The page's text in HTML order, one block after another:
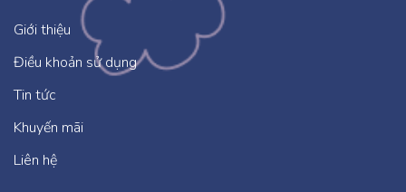
Giới thiệu
Điều khoản sử dụng
Tin tức
Khuyến mãi
Liên hệ